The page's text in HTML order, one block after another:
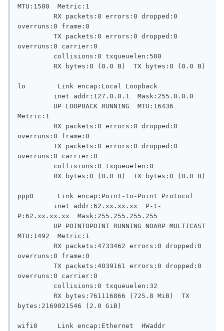
MTU:1500  Metric:1
overruns:0 frame:0
overruns:0 carrier:0
lo        Link encap:Local Loopback
Metric:1
overruns:0 frame:0
overruns:0 carrier:0
ppp0      Link encap:Point-to-Point Protocol
P:62.xx.xx.xx  Mask:255.255.255.255
MTU:1492  Metric:1
overruns:0 frame:0
overruns:0 carrier:0
bytes:2169021546 (2.0 GiB)
wifi0     Link encap:Ethernet  HWaddr